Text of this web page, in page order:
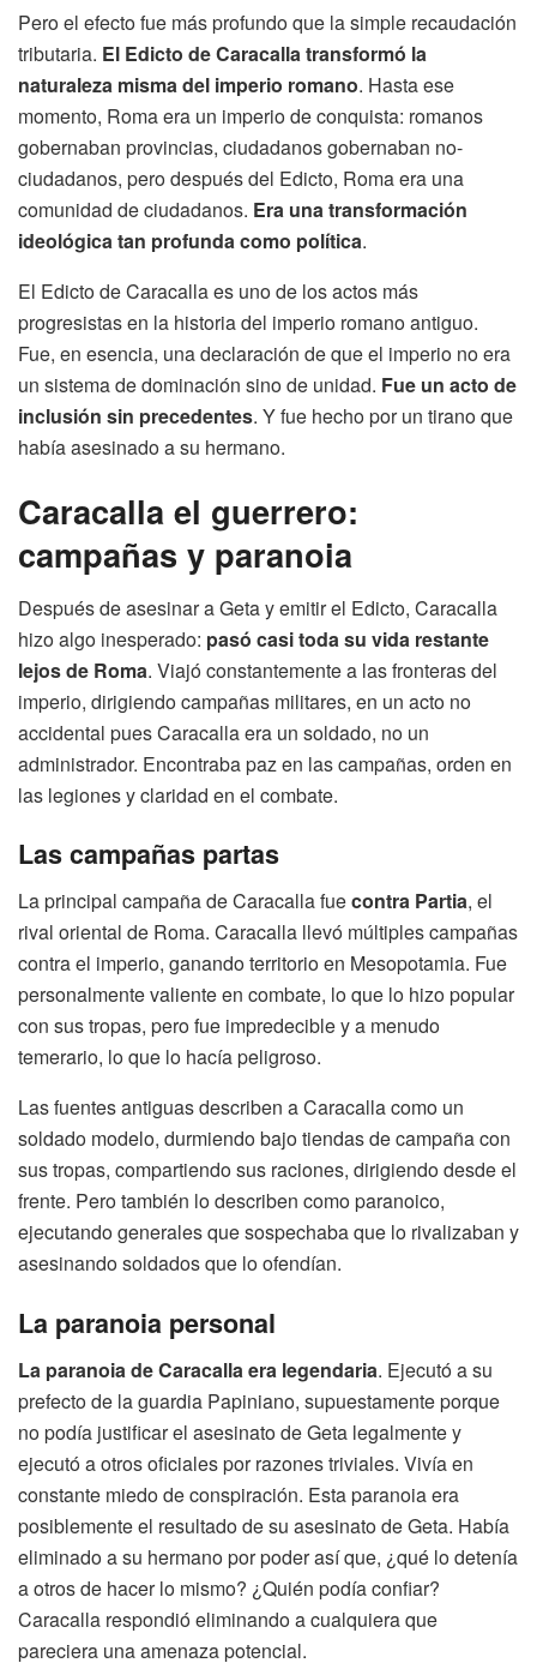
Pero el efecto fue más profundo que la simple recaudación
tributaria. El Edicto de Caracalla transformó la
naturaleza misma del imperio romano. Hasta ese
momento, Roma era un imperio de conquista: romanos
gobernaban provincias, ciudadanos gobernaban no-
ciudadanos, pero después del Edicto, Roma era una
comunidad de ciudadanos. Era una transformación
ideológica tan profunda como política.
El Edicto de Caracalla es uno de los actos más
progresistas en la historia del imperio romano antiguo.
Fue, en esencia, una declaración de que el imperio no era
un sistema de dominación sino de unidad. Fue un acto de
inclusión sin precedentes. Y fue hecho por un tirano que
había asesinado a su hermano.
Caracalla el guerrero:
campañas y paranoia
Después de asesinar a Geta y emitir el Edicto, Caracalla
hizo algo inesperado: pasó casi toda su vida restante
lejos de Roma. Viajó constantemente a las fronteras del
imperio, dirigiendo campañas militares, en un acto no
accidental pues Caracalla era un soldado, no un
administrador. Encontraba paz en las campañas, orden en
las legiones y claridad en el combate.
Las campañas partas
La principal campaña de Caracalla fuecontra Partia, el
rival oriental de Roma. Caracalla llevó múltiples campañas
contra el imperio, ganando territorio en Mesopotamia. Fue
personalmente valiente en combate, lo que lo hizo popular
con sus tropas, pero fue impredecible y a menudo
temerario, lo que lo hacía peligroso.
Las fuentes antiguas describen a Caracalla como un
soldado modelo, durmiendo bajo tiendas de campaña con
sus tropas, compartiendo sus raciones, dirigiendo desde el
frente. Pero también lo describen como paranoico,
ejecutando generales que sospechaba que lo rivalizaban y
asesinando soldados que lo ofendían.
La paranoia personal
La paranoia de Caracalla era legendaria. Ejecutó a su
prefecto de la guardia Papiniano, supuestamente porque
no podía justificar el asesinato de Geta legalmente y
ejecutó a otros oficiales por razones triviales. Vivía en
constante miedo de conspiración. Esta paranoia era
posiblemente el resultado de su asesinato de Geta. Había
eliminado a su hermano por poder así que, ¿qué lo detenía
a otros de hacer lo mismo? ¿Quién podía confiar?
Caracalla respondió eliminando a cualquiera que
pareciera una amenaza potencial.